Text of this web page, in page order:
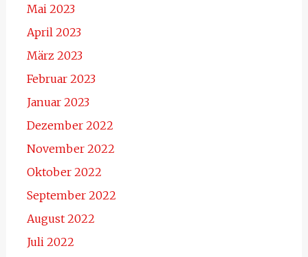
Mai 2023
April 2023
März 2023
Februar 2023
Januar 2023
Dezember 2022
November 2022
Oktober 2022
September 2022
August 2022
Juli 2022